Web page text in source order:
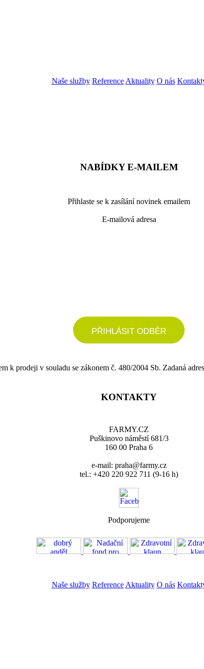
Naše služby Reference Aktuality O nás
NABÍDKY E-MAILEM
Přihlaste se k zasílání novinek emailem
E-mailová adresa
PŘIHLÁSIT ODBĚR
k prodeji v souladu se zákonem č. 480/2004 Sb. Zadaná
KONTAKTY
FARMY.CZ
Puškinovo náměstí 681/3
160 00 Praha 6
e-mail: praha@farmy.cz
tel.: +420 220 922 711 (9-16 h)
Podporujeme
Naše služby Reference Aktuality O nás